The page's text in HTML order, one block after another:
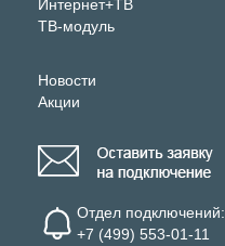
Интернет+ТВ
ТВ-модуль
Новости
Акции
Отдел подключений:
+7 (499) 553-01-11